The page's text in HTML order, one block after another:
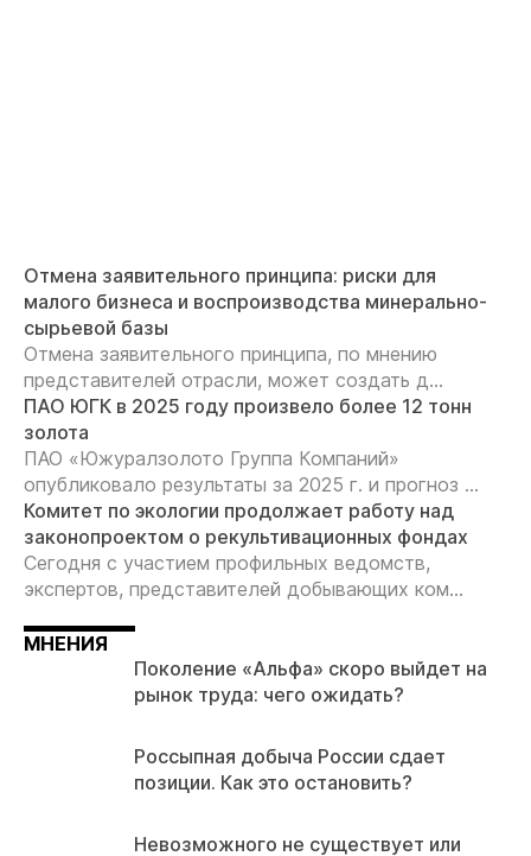
Отмена заявительного принципа: риски для
малого бизнеса и воспроизводства минерально-
сырьевой базы
Отмена заявительного принципа, по мнению
представителей отрасли, может создать д...
ПАО ЮГК в 2025 году произвело более 12 тонн
золота
ПАО «Южуралзолото Группа Компаний»
опубликовало результаты за 2025 г. и прогноз ...
Комитет по экологии продолжает работу над
законопроектом о рекультивационных фондах
Сегодня с участием профильных ведомств,
экспертов, представителей добывающих ком...
МНЕНИЯ
Поколение «Альфа» скоро выйдет на
рынок труда: чего ожидать?
Россыпная добыча России сдает
позиции. Как это остановить?
Невозможного не существует или